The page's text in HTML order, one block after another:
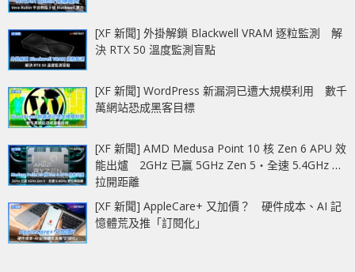
[XF 新聞] 外掛解鎖 Blackwell VRAM 逐粒監測 解
決 RTX 50 溫度監測盲點
[XF 新聞] WordPress 新漏洞已遭大規模利用 數千
萬網站恐成黑客目標
[XF 新聞] AMD Medusa Point 10 核 Zen 6 APU 效
能出爐 2GHz 已贏 5GHz Zen 5‧全速 5.4GHz 更
拉開距離
[XF 新聞] AppleCare+ 又加價？ 硬件成本、AI 記
憶體荒及推「訂閱化」